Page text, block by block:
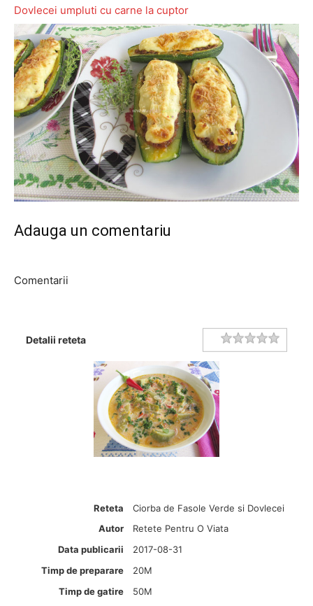
Dovlecei umpluti cu carne la cuptor
Adauga un comentariu
Comentarii
Detalii reteta Rating
Reteta
Ciorba de Fasole Verde si Dovlecei
Autor
Retete Pentru O Viata
Data publicarii
2017-08-31
Timp de preparare
20M
Timp de gatire
50M